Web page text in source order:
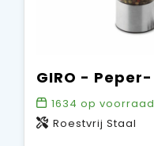
1634 op voorraad
Roestvrij Staal